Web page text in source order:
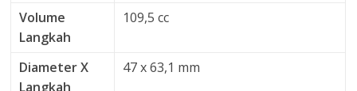
Volume
Langkah
109,5 cc
Diameter X
Langkah
47 x 63,1 mm